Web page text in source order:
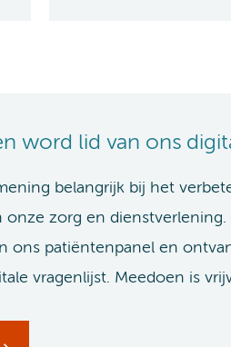
word lid van ons
belangrijk bij het
onze zorg en dienstverlening.
ons patiëntenpanel en
vragenlijst. Meedoen is